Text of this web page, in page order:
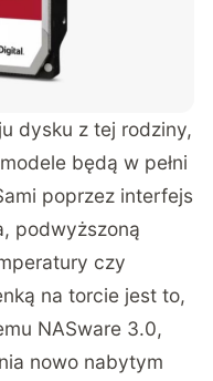
dysku z tej rodziny,
będą w pełni
poprzez interfejs
podwyższoną
czy
na torcie jest to,
NASware 3.0,
nowo nabytym